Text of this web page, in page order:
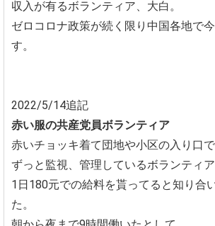
収入が有るボランティア、大白。
ゼロコロナ政策が続く限り中国各地で
す。
2022/5/14追記
赤い服の共産党員ボランティア
赤いチョッキ着て団地や小区の入り口で
ずっと監視、管理しているボランティ
1日180元での給料を貰ってると知り合
た。